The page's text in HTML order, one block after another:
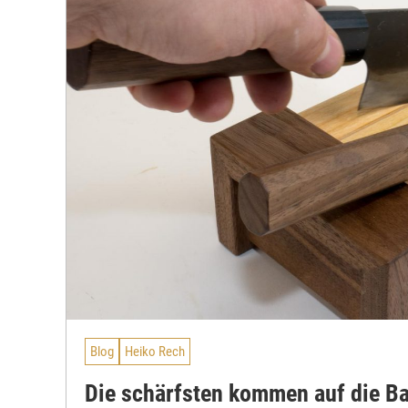
Blog Heiko Rech
Die schärfsten kommen auf die